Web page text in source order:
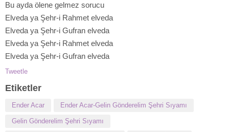
Bu ayda ölene gelmez sorucu
Elveda ya Şehr-i Rahmet elveda
Elveda ya Şehr-i Gufran elveda
Elveda ya Şehr-i Rahmet elveda
Elveda ya Şehr-i Gufran elveda
Tweetle
Etiketler
Ender Acar Ender Acar-Gelin Gönderelim Şehri Sıyamı
Gelin Gönderelim Şehri Sıyamı